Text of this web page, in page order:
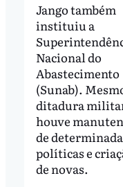
Jango também
instituiu a
Nacional do
Abastecimento
(Sunab).
ditadura
houve
de
políticas e
de novas.